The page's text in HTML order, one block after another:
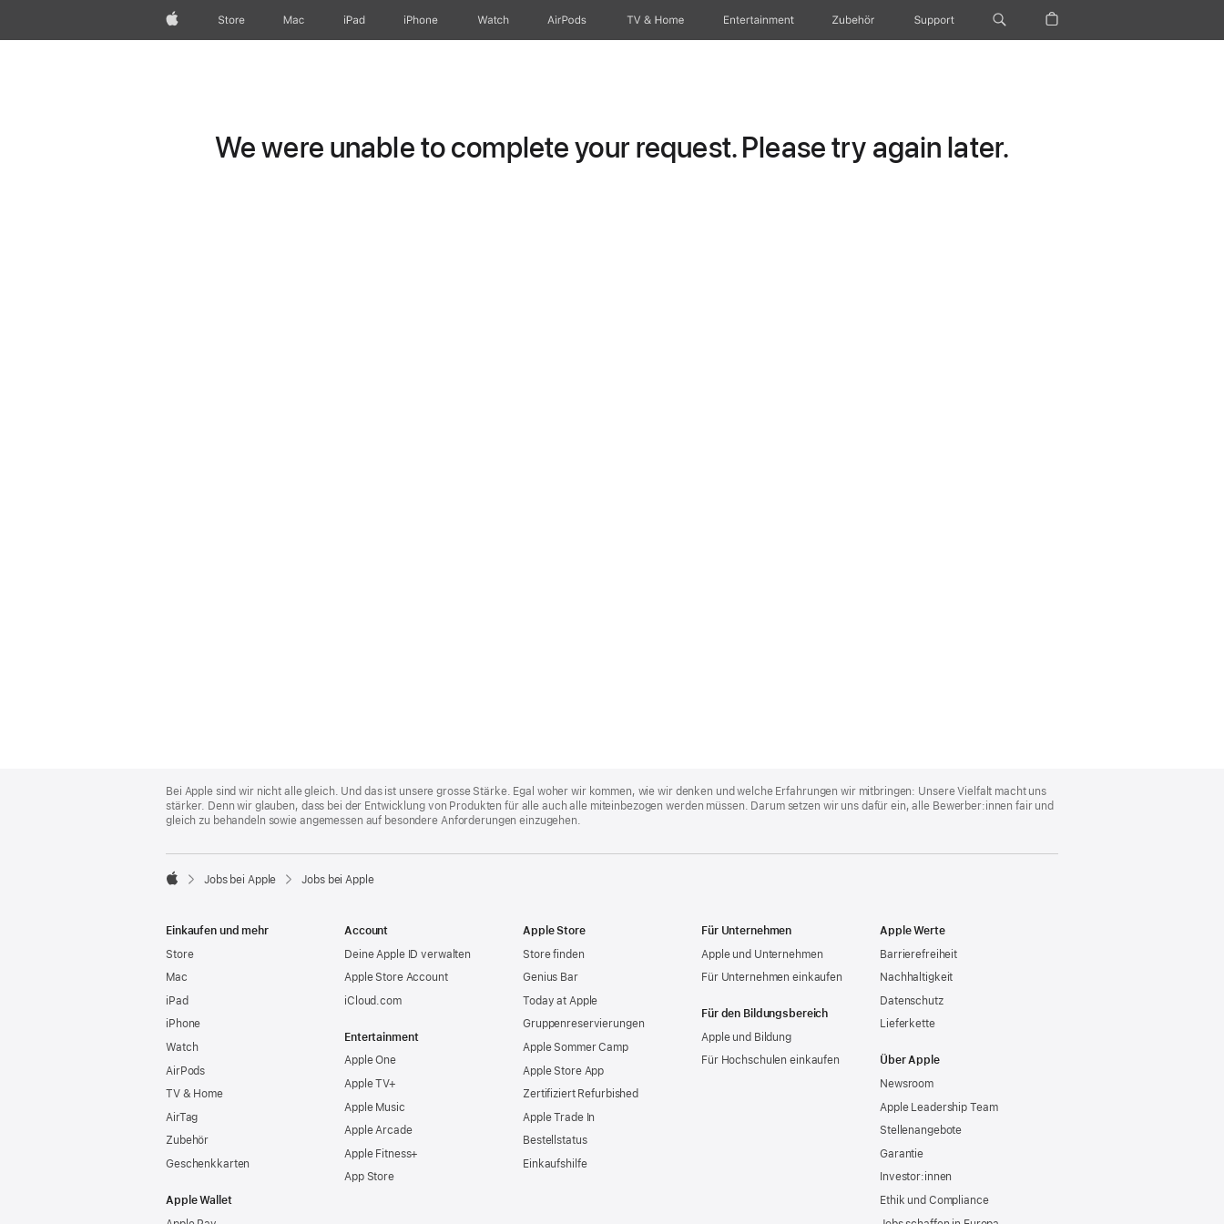
Apple Store Mac iPad iPhone Watch AirPods TV & Home Entertainment Zubehör Support
We were unable to complete your request. Please try again later.
Footer
Bei Apple sind wir nicht alle gleich. Und das ist unsere grosse Stärke. Egal woher wir kommen, wie wir denken und welche Erfahrungen wir mitbringen: Unsere Vielfalt macht uns
stärker. Denn wir glauben, dass bei der Entwicklung von Produkten für alle auch alle miteinbezogen werden müssen. Darum setzen wir uns dafür ein, alle Bewerber:innen fair und
gleich zu behandeln sowie angemessen auf besondere Anforderungen einzugehen.

Jobs bei Apple Jobs bei Apple
Einkaufen und mehr
Store
Mac
iPad
iPhone
Watch
AirPods
TV & Home
AirTag
Zubehör
Geschenkkarten
Apple Wallet
Account
Deine Apple ID verwalten
Apple Store Account
iCloud.com
Entertainment
Apple One
Apple TV+
Apple Music
Apple Arcade
Apple Fitness+
App Store
Apple Store
Store finden
Genius Bar
Today at Apple
Gruppen­reservierungen
Apple Sommer Camp
Apple Store App
Zertifiziert Refurbished
Apple Trade In
Bestellstatus
Einkaufshilfe
Für Unternehmen
Apple und Unternehmen
Für Unternehmen einkaufen
Für den Bildungsbereich
Apple und Bildung
Für Hochschulen einkaufen
Apple Werte
Barrierefreiheit
Nachhaltigkeit
Datenschutz
Lieferkette
Über Apple
Newsroom
Apple Leadership Team
Stellenangebote
Garantie
Investor:innen
Ethik und Compliance